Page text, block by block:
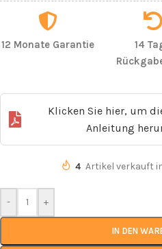
12 Monate Garantie
14
Klicken Sie hier, um
Anleitung
4 Artikel verkauft
- +
IN DEN